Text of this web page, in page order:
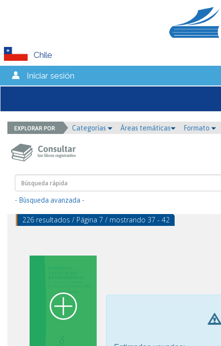
Chile
Iniciar sesión
Categorías Áreas temáticas Formato
- Búsqueda avanzada -
226 resultados / Página 7 / mostrando 37 - 42